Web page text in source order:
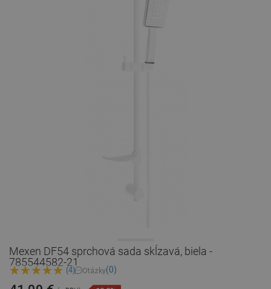
Mexen DF54 sprchová sada skĺzavá, biela -
785544582-21
(4) Otázky(0)